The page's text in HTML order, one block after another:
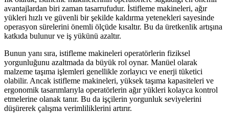
avantajlardan biri zaman tasarrufudur. İstifleme makineleri, ağır
yükleri hızlı ve güvenli bir şekilde kaldırma yetenekleri sayesinde
operasyon sürelerini önemli ölçüde kısaltır. Bu da üretkenlik artışına
katkıda bulunur ve iş yükünü azaltır.
Bunun yanı sıra, istifleme makineleri operatörlerin fiziksel
yorgunluğunu azaltmada da büyük rol oynar. Manüel olarak
malzeme taşıma işlemleri genellikle zorlayıcı ve enerji tüketici
olabilir. Ancak istifleme makineleri, yüksek taşıma kapasiteleri ve
ergonomik tasarımlarıyla operatörlerin ağır yükleri kolayca kontrol
etmelerine olanak tanır. Bu da işçilerin yorgunluk seviyelerini
düşürerek çalışma verimliliklerini artırır.